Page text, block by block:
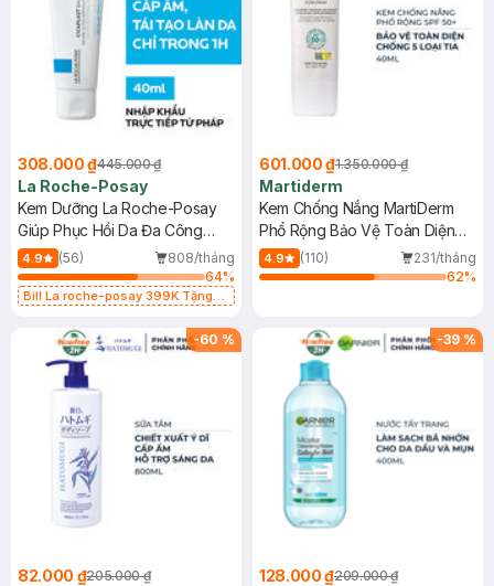
308.000 ₫445.000 ₫
La Roche-Posay
Kem Dưỡng La Roche-Posay
Giúp Phục Hồi Da Đa Công
Dụng 40ml
4.9 (56)
808/tháng
64%
Bill La roche-posay 399K Tặng
(SL có hạn)
601.000 ₫1.350.000 ₫
Martiderm
Kem Chống Nắng MartiDerm
Phổ Rộng Bảo Vệ Toàn Diện
40ml
4.9 (110)
231/tháng
62%
-60 %
82.000 ₫205.000 ₫
-39 %
128.000 ₫209.000 ₫